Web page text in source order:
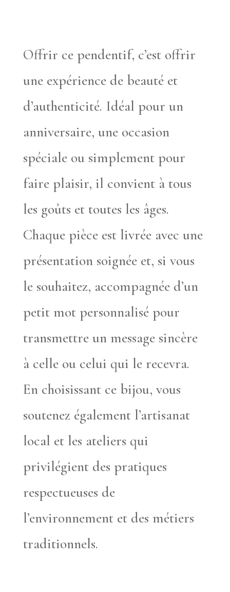
Offrir ce pendentif, c’est offrir
une expérience de beauté et
d’authenticité. Idéal pour un
anniversaire, une occasion
spéciale ou simplement pour
faire plaisir, il convient à tous
les goûts et toutes les âges.
Chaque pièce est livrée avec une
présentation soignée et, si vous
le souhaitez, accompagnée d’un
petit mot personnalisé pour
transmettre un message sincère
à celle ou celui qui le recevra.
En choisissant ce bijou, vous
soutenez également l’artisanat
local et les ateliers qui
privilégient des pratiques
respectueuses de
l’environnement et des métiers
traditionnels.